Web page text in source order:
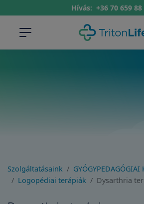
Hívás: +36 70 659 88
Szolgáltatásaink
GYÓGYPEDAGÓGIAI
Logopédiai terápiák
Dysarthria